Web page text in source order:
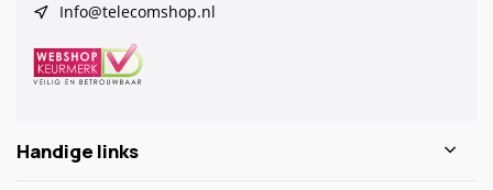
Info@telecomshop.nl
Handige links